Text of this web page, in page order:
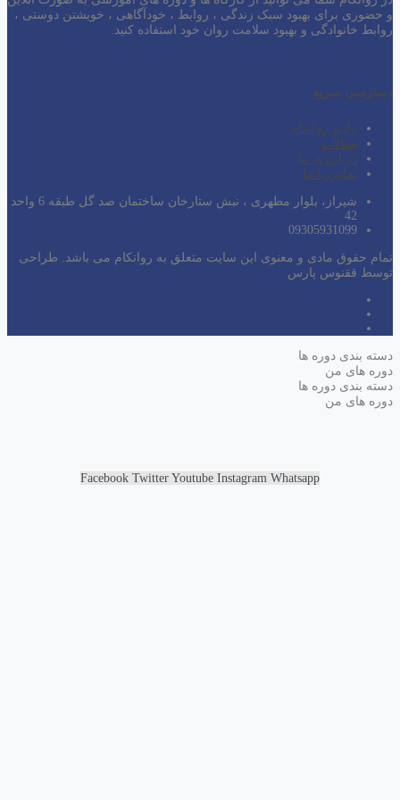
و حضوری برای بهبود سبک زندگی ، روابط ، خودآگاهی ، خویشتن دوستی ،
روابط خانوادگی و بهبود سلامت روان خود استفاده کنید.
دسترسی سریع
رادیو روانکام
مقالات
درباره ی ما
تماس با ما
شیراز، بلوار مطهری ، نبش ستارخان ساختمان صد گل طبقه 6 واحد
42
09305931099
تمام حقوق مادی و معنوی این سایت متعلق به روانکام می باشد. طراحی
توسط ققنوس پارس
دسته بندی دوره ها
دوره های من
دسته بندی دوره ها
دوره های من
Facebook Twitter Youtube Instagram Whatsapp